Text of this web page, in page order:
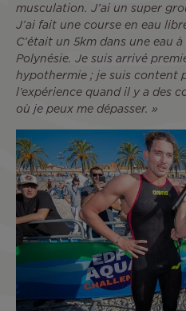
musculation. J’ai un super
J’ai fait une course en eau
C’était un 5km dans une eau à
Polynésie. Je suis arrivé
hypothermie ; je suis content
l’expérience quand il y a des
où je peux me dépasser. »